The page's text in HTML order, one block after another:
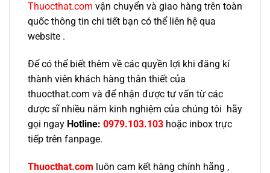
Thuocthat.com vận chuyển và giao hàng trên toàn
quốc thông tin chi tiết bạn có thể liên hệ qua
website .
Để có thể biết thêm về các quyền lợi khi đăng kí
thành viên khách hàng thân thiết của
thuocthat.com và để nhận được tư vấn từ các
dược sĩ nhiều năm kinh nghiệm của chúng tôi hãy
gọi ngay Hotline: 0979.103.103 hoặc inbox trực
tiếp trên fanpage.
Thuocthat.com luôn cam kết hàng chính hãng ,